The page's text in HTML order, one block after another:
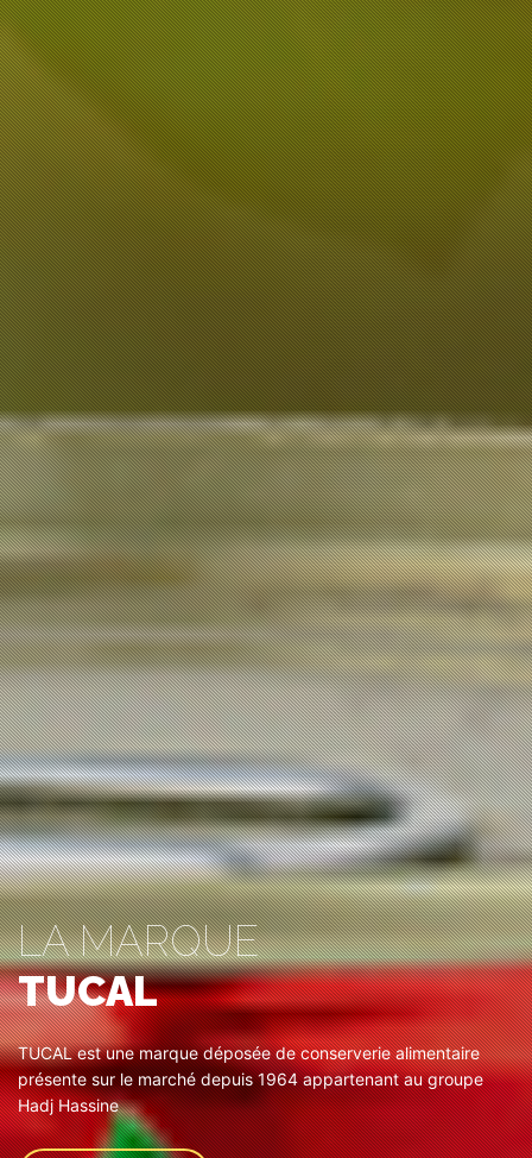
LA MARQUE
TUCAL
TUCAL est une marque déposée de conserverie alimentaire
présente sur le marché depuis 1964 appartenant au groupe
Hadj Hassine